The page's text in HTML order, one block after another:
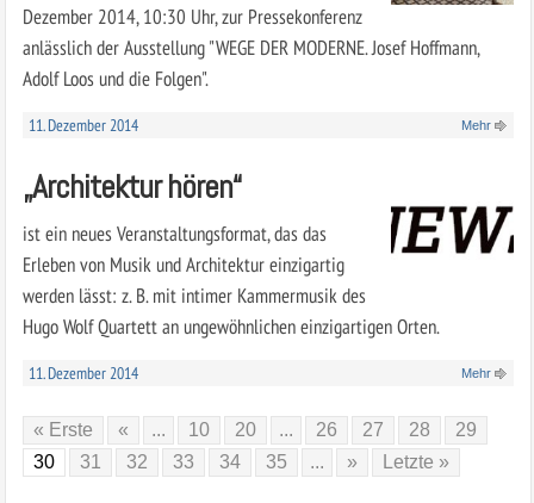
Dezember 2014, 10:30 Uhr, zur Pressekonferenz
anlässlich der Ausstellung "WEGE DER MODERNE. Josef Hoffmann,
Adolf Loos und die Folgen".
11. Dezember 2014 Mehr
„Architektur hören“
ist ein neues Veranstaltungsformat, das das
Erleben von Musik und Architektur einzigartig
werden lässt: z. B. mit intimer Kammermusik des
Hugo Wolf Quartett an ungewöhnlichen einzigartigen Orten.
11. Dezember 2014 Mehr
« Erste « ... 10 20 ... 26 27 28
29
30
31 32 33 34 35 ... » Letzte »